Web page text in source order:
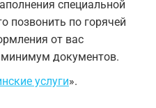
специальной
по горячей
от вас
минимум документов.
услуги».